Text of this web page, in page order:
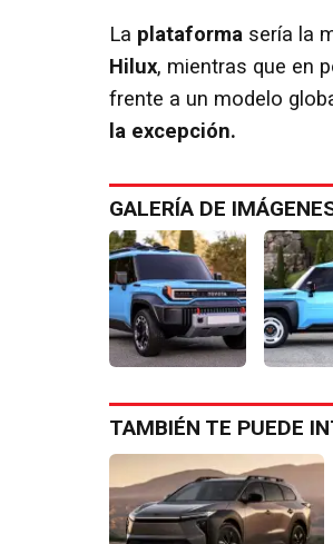
La plataforma sería la
Hilux, mientras que en
frente a un modelo
la excepción.
GALERÍA DE
TAMBIÉN TE PUEDE